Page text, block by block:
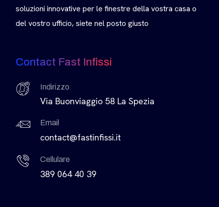
soluzioni innovative per le finestre della vostra casa o
del vostro ufficio, siete nel posto giusto
Contact Fast Infissi
Indirizzo
Via Buonviaggio 58 La Spezia
Email
contact@fastinfissi.it
Cellulare
389 064 40 39